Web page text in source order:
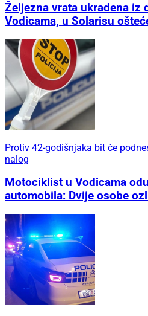
Željezna vrata ukradena iz
Vodicama, u Solarisu
Protiv 42-godišnjaka bit će
nalog
Motociklist u Vodicama
automobila: Dvije osobe